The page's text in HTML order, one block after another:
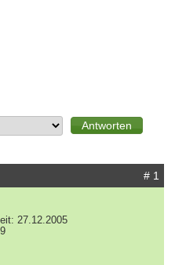
# 1
27.12.2005